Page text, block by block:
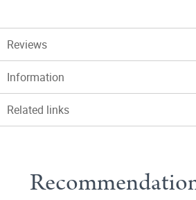
Reviews
Information
Related links